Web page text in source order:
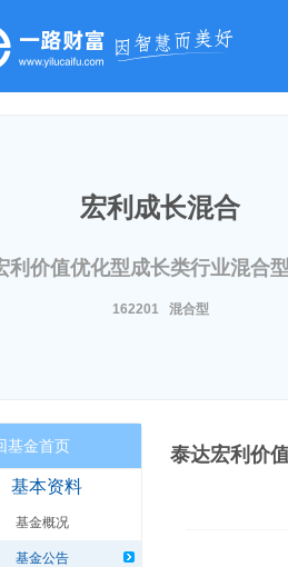
宏利成长混合
利价值优化型成长类行业混合
投资基金
162201 混合型
基金首页
基本资料
基金概况
基金公告
泰达宏利价